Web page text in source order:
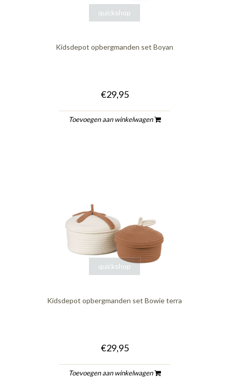
quickshop
Kidsdepot opbergmanden set Boyan
€29,95
Toevoegen aan winkelwagen
quickshop
Kidsdepot opbergmanden set Bowie terra
€29,95
Toevoegen aan winkelwagen